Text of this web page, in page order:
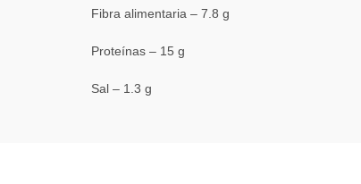
Fibra alimentaria – 7.8 g
Proteínas – 15 g
Sal – 1.3 g